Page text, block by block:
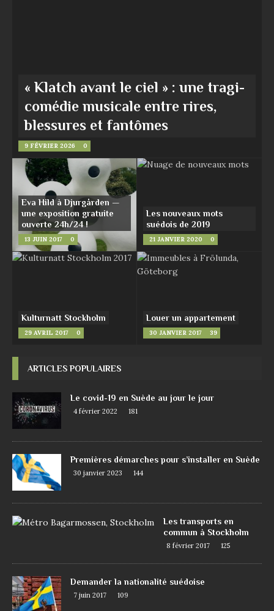
« Klatch avant le ciel » : une tragi-
comédie musicale entre rires,
blessures et fantômes
9 FÉVRIER 2026 0
Eva Hild à Djurgården —
une exposition gratuite
ouverte 24h/24 !
13 JUIN 2017 0
Les nouveaux mots
suédois de 2019
21 JANVIER 2020 0
Kulturnatt Stockholm
29 AVRIL 2017 0
Louer un appartement
30 JANVIER 2017 39
ARTICLES POPULAIRES
Le covid-19 en Suède au jour le jour
4 février 2022 181
Premières démarches pour s’installer en Suède
30 janvier 2023 144
Les transports en
commun à Stockholm
8 février 2017 125
Demander la nationalité suédoise
7 juin 2017 109